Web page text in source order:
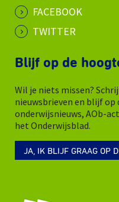
FACEBOOK
TWITTER
Blijf op de
Wil je niets missen?
nieuwsbrieven en blijf op
onderwijsnieuws, AOb-
het Onderwijsblad.
JA, IK BLIJF GRAAG OP